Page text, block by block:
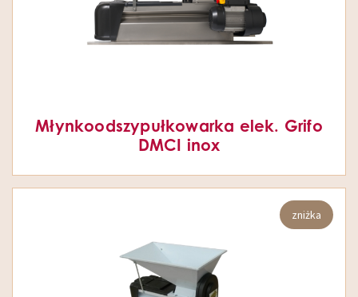
Młynkoodszypułkowarka elek. Grifo
DMCI inox
zniżka